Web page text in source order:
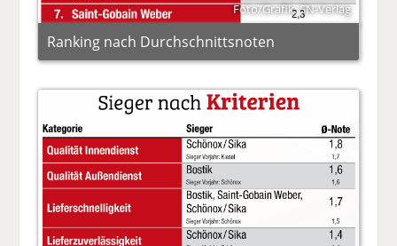
Foto/Grafik: SN-Verlag
Ranking nach Durchschnittsnoten